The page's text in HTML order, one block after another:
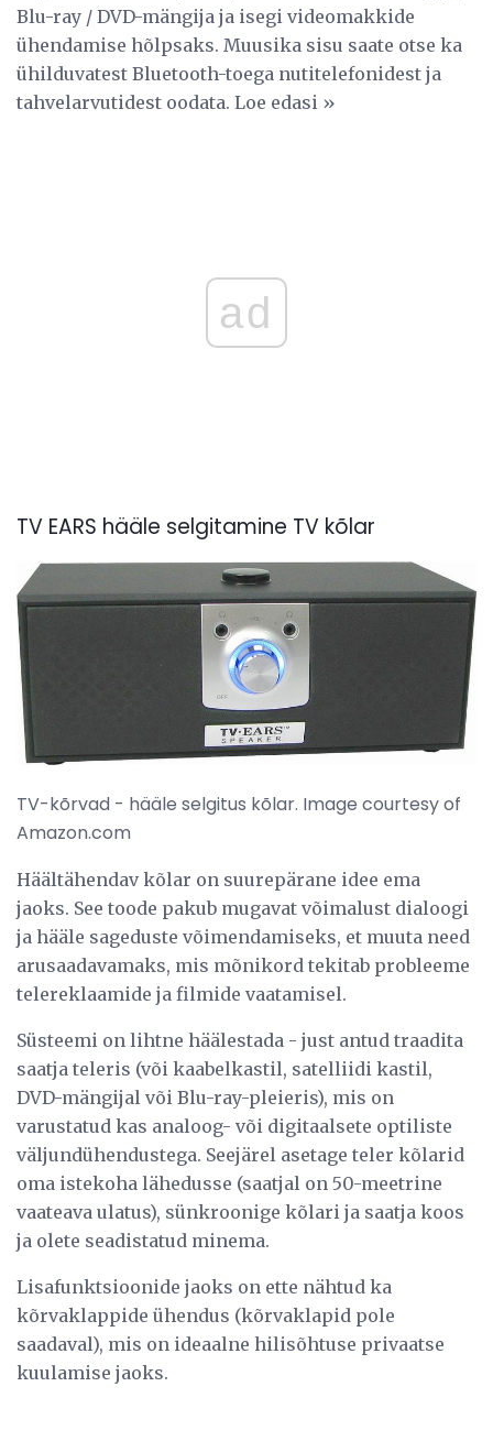
Blu-ray / DVD-mängija ja isegi videomakkide
ühendamise hõlpsaks. Muusika sisu saate otse ka
ühilduvatest Bluetooth-toega nutitelefonidest ja
tahvelarvutidest oodata. Loe edasi »
ad
TV EARS hääle selgitamine TV kõlar
TV-kõrvad - hääle selgitus kõlar. Image courtesy of
Amazon.com
Häältähendav kõlar on suurepärane idee ema
jaoks. See toode pakub mugavat võimalust dialoogi
ja hääle sageduste võimendamiseks, et muuta need
arusaadavamaks, mis mõnikord tekitab probleeme
telereklaamide ja filmide vaatamisel.
Süsteemi on lihtne häälestada - just antud traadita
saatja teleris (või kaabelkastil, satelliidi kastil,
DVD-mängijal või Blu-ray-pleieris), mis on
varustatud kas analoog- või digitaalsete optiliste
väljundühendustega. Seejärel asetage teler kõlarid
oma istekoha lähedusse (saatjal on 50-meetrine
vaateava ulatus), sünkroonige kõlari ja saatja koos
ja olete seadistatud minema.
Lisafunktsioonide jaoks on ette nähtud ka
kõrvaklappide ühendus (kõrvaklapid pole
saadaval), mis on ideaalne hilisõhtuse privaatse
kuulamise jaoks.